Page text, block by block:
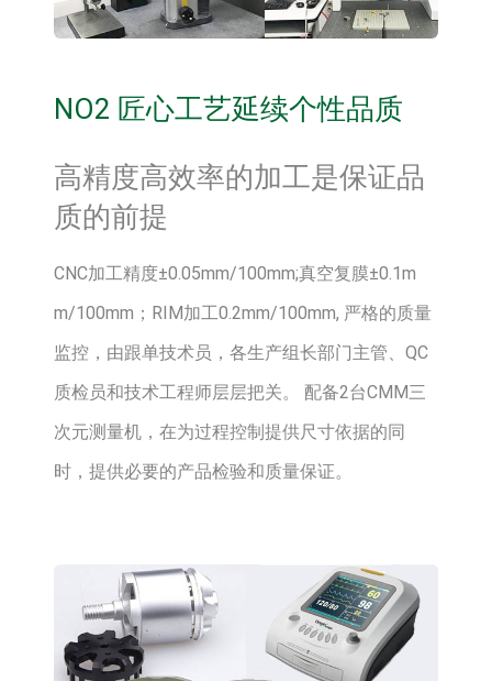
NO2 匠心工艺延续个性品质
高精度高效率的加工是保证品
质的前提
CNC加工精度±0.05mm/100mm;真空复膜±0.1m
m/100mm；RIM加工0.2mm/100mm, 严格的质量
监控，由跟单技术员，各生产组长部门主管、QC
质检员和技术工程师层层把关。 配备2台CMM三
次元测量机，在为过程控制提供尺寸依据的同
时，提供必要的产品检验和质量保证。